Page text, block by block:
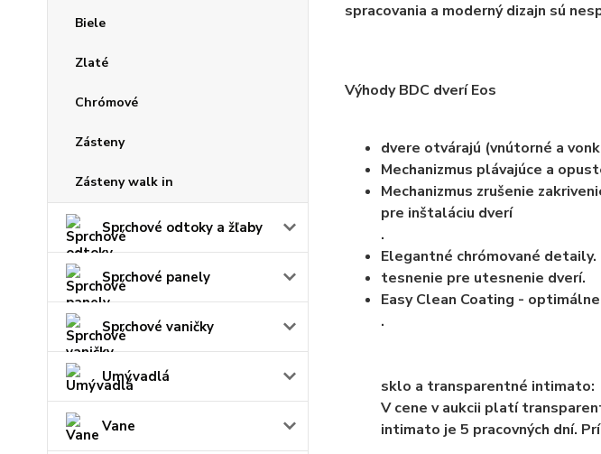
Biele
Zlaté
Chrómové
Zásteny
Zásteny walk in
Sprchové odtoky a žľaby
Sprchové panely
Sprchové vaničky
Umývadlá
Vane
spracovania a moderný dizajn sú
Výhody BDC dverí Eos
dvere otvárajú (vnútorné a
Mechanizmus plávajúce a
Mechanizmus zrušenie
pre inštaláciu dverí
.
Elegantné chrómované detaily.
tesnenie pre utesnenie dverí.
Easy Clean Coating -
.
sklo a transparentné intimato:
V cene v aukcii platí
intimato je 5 pracovných dní.